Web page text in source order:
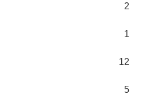
2
1
12
5